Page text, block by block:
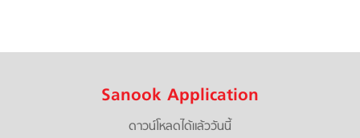
Sanook Application
ดาวน์โหลดได้แล้ววันนี้